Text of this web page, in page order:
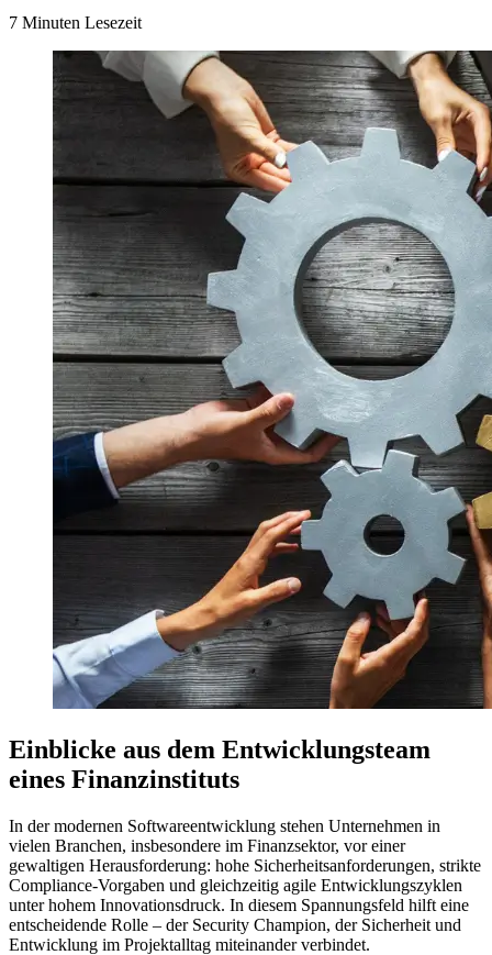
7 Minuten Lesezeit
Einblicke aus dem Entwicklungsteam
eines Finanzinstituts
In der modernen Softwareentwicklung stehen Unternehmen in
vielen Branchen, insbesondere im Finanzsektor, vor einer
gewaltigen Herausforderung: hohe Sicherheitsanforderungen, strikte
Compliance-Vorgaben und gleichzeitig agile Entwicklungszyklen
unter hohem Innovationsdruck. In diesem Spannungsfeld hilft eine
entscheidende Rolle – der Security Champion, der Sicherheit und
Entwicklung im Projektalltag miteinander verbindet.